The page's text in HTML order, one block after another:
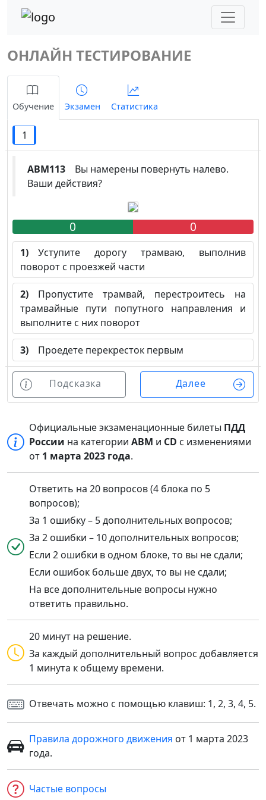
ОНЛАЙН ТЕСТИРОВАНИЕ
Обучение Экзамен Статистика
1
ABM113 Вы намерены повернуть налево.
Ваши действия?
0 0
1) Уступите дорогу трамваю, выполнив
поворот с проезжей части
2) Пропустите трамвай, перестроитесь на
трамвайные пути попутного направления и
выполните с них поворот
3) Проедете перекресток первым
Подсказка Далее
Официальные экзаменационные билеты ПДД
России на категорииABM и CD с изменениями
от 1 марта 2023 года.
Ответить на 20 вопросов (4 блока по 5
вопросов);
За 1 ошибку – 5 дополнительных вопросов;
За 2 ошибки – 10 дополнительных вопросов;
Если 2 ошибки в одном блоке, то вы не сдали;
Если ошибок больше двух, то вы не сдали;
На все дополнительные вопросы нужно
ответить правильно.
20 минут на решение.
За каждый дополнительный вопрос добавляется
1 минута к общему времени.
Отвечать можно с помощью клавиш: 1, 2, 3, 4, 5.
Правила дорожного движения от 1 марта 2023
года.
Частые вопросы